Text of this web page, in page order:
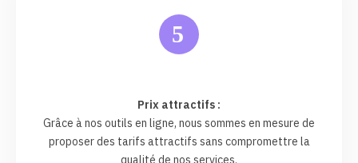
5
Prix attractifs :
Grâce à nos outils en ligne, nous sommes en mesure de
proposer des tarifs attractifs sans compromettre la